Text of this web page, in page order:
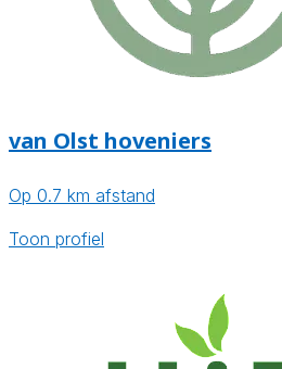
van Olst hoveniers
Op 0.7 km afstand
Toon profiel